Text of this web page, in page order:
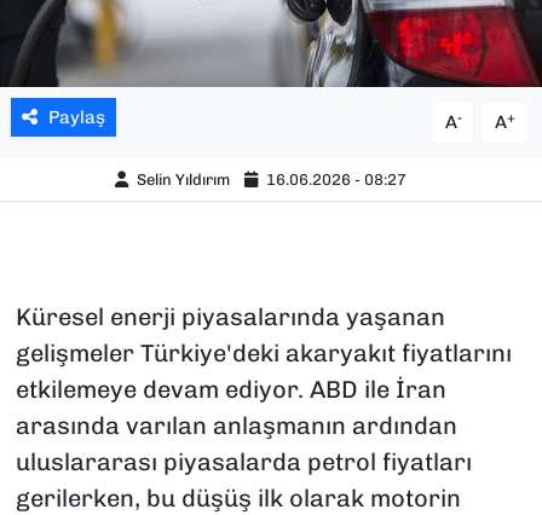
Paylaş A- A+
Selin Yıldırım 16.06.2026 - 08:27
Küresel enerji piyasalarında yaşanan
gelişmeler Türkiye'deki akaryakıt fiyatlarını
etkilemeye devam ediyor. ABD ile İran
arasında varılan anlaşmanın ardından
uluslararası piyasalarda petrol fiyatları
gerilerken, bu düşüş ilk olarak motorin